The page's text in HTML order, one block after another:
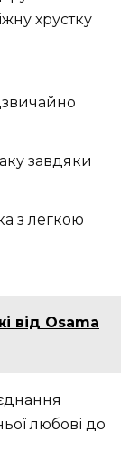
хрустку
завдяки
з легкою
від Osama
любові до